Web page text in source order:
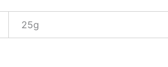
25g